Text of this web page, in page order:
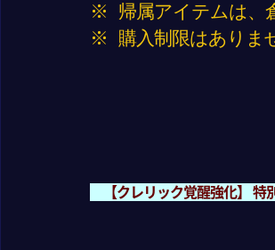
※ 帰属アイテムは、
※ 購入制限はありま
【クレリック覚醒強化】 特